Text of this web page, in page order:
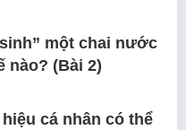
một chai nước
nào? (Bài 2)
cá nhân có thể